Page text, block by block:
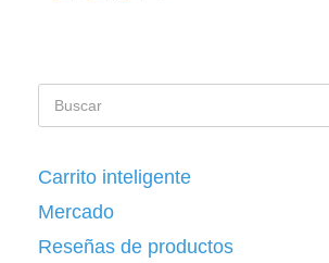
Carrito inteligente
Mercado
Reseñas de productos